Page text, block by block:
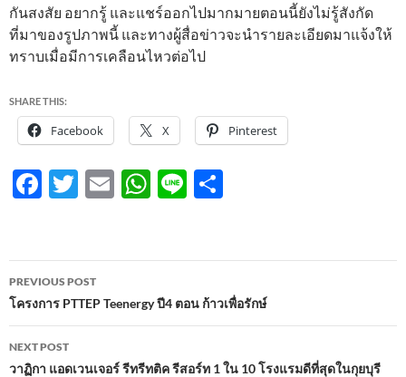
กันสงสัย อยากรู้ และแชร์ออกไปมากมายตอนนี้ยังไม่รู้สังกัด
ที่มาของรูปภาพนี้ และทางผู้สื่อข่าวจะนำรายละเอียดมาแจ้งให้
ทราบเมื่อมีการเคลือนไหวต่อไป
SHARE THIS:
Facebook X Pinterest
F
b
o
o
k
T
er
E
W
s
A
p
p
Li
e
Post
navigation
PREVIOUS POST
โครงการ PTTEP Teenergy ปี4 ตอน ก้าวเพื่อรักษ์
NEXT POST
วาฏิกา แอดเวนเจอร์ รีทรีทติค รีสอร์ท 1 ใน 10 โรงแรมดีที่สุดในกุยบุรี